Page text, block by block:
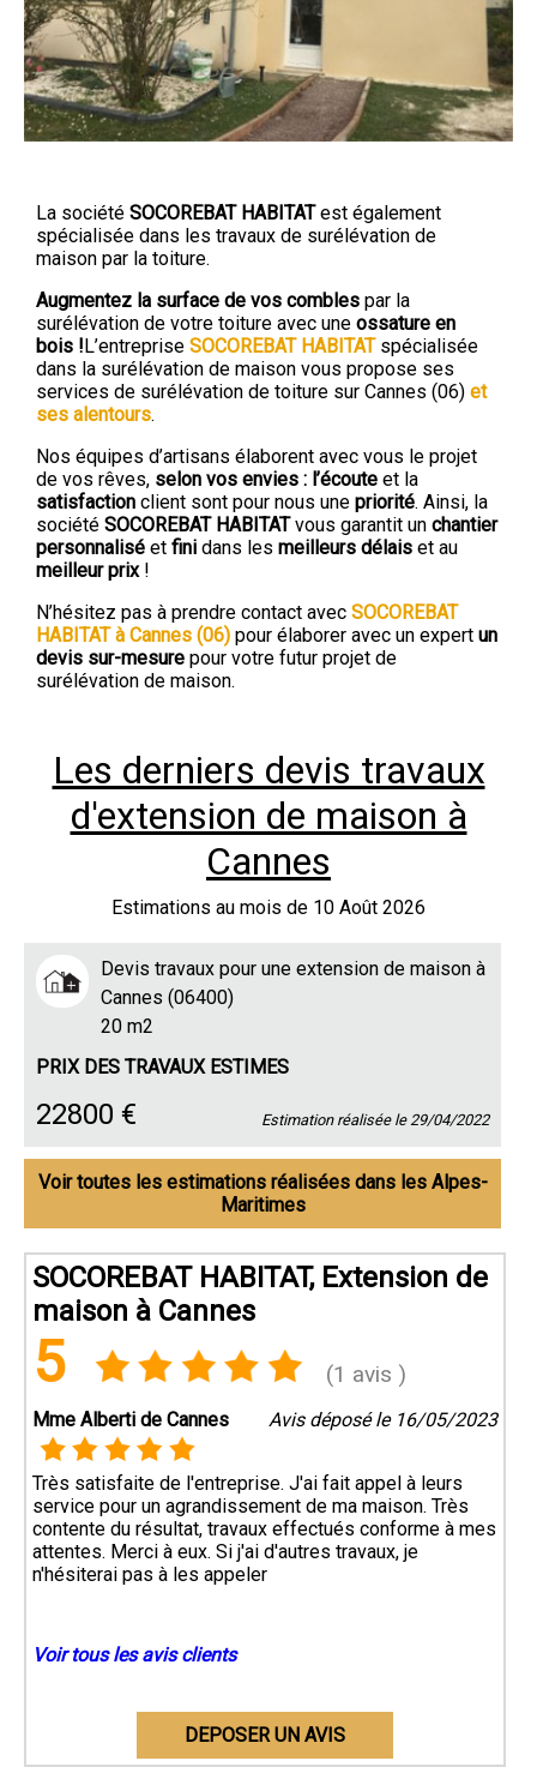
La société SOCOREBAT HABITATest également
spécialisée dans les travaux de surélévation de
maison par la toiture.
Augmentez la surface de vos combles par la
surélévation de votre toiture avec une ossature en
bois !L’entreprise SOCOREBAT HABITATspécialisée
dans la surélévation de maison vous propose ses
services de surélévation de toiture sur Cannes (06) et
ses alentours.
Nos équipes d’artisans élaborent avec vous le projet
de vos rêves, selon vos envies : l’écoute et la
satisfaction client sont pour nous une priorité. Ainsi, la
société SOCOREBAT HABITATvous garantit un chantier
personnalisé et fini dans les meilleurs délais et au
meilleur prix!
N’hésitez pas à prendre contact avec SOCOREBAT
HABITAT à Cannes (06) pour élaborer avec un expert un
devis sur-mesure pour votre futur projet de
surélévation de maison.
Les derniers devis travaux
d'extension de maison à
Cannes
Estimations au mois de 10 Août 2026
Devis travaux pour une extension de maison à
Cannes (06400)
20 m2
PRIX DES TRAVAUX ESTIMES
22800 € Estimation réalisée le 29/04/2022
Voir toutes les estimations réalisées dans les Alpes-
Maritimes
SOCOREBAT HABITAT, Extension de
maison à Cannes
5 (1 avis )
Mme Alberti de Cannes Avis déposé le 16/05/2023
Très satisfaite de l'entreprise. J'ai fait appel à leurs
service pour un agrandissement de ma maison. Très
contente du résultat, travaux effectués conforme à mes
attentes. Merci à eux. Si j'ai d'autres travaux, je
n'hésiterai pas à les appeler
Voir tous les avis clients
DEPOSER UN AVIS